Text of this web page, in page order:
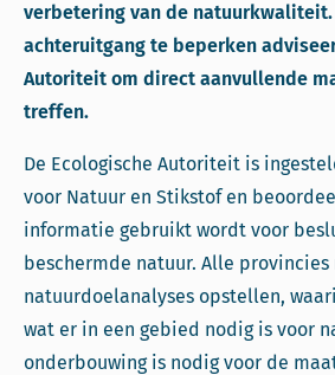
verbetering van de natuurkwaliteit.
achteruitgang te beperken
Autoriteit om direct aanvullende
treffen.
De Ecologische Autoriteit is
voor Natuur en Stikstof en
informatie gebruikt wordt voor
beschermde natuur. Alle provincies
natuurdoelanalyses opstellen,
wat er in een gebied nodig is voor
onderbouwing is nodig voor de